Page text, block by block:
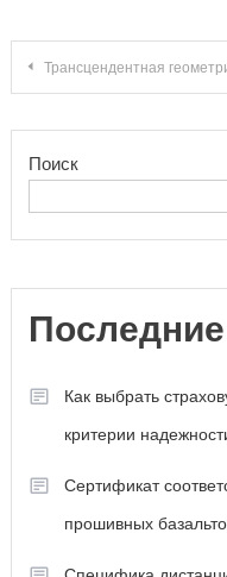
Навигация
записям
Трансцендентная геометрия потерянных вещей: эмоциональный резонанс циклом Генри растворимости с социальным
Поиск
Как выбрать
критерии
Сертификат
прошивных